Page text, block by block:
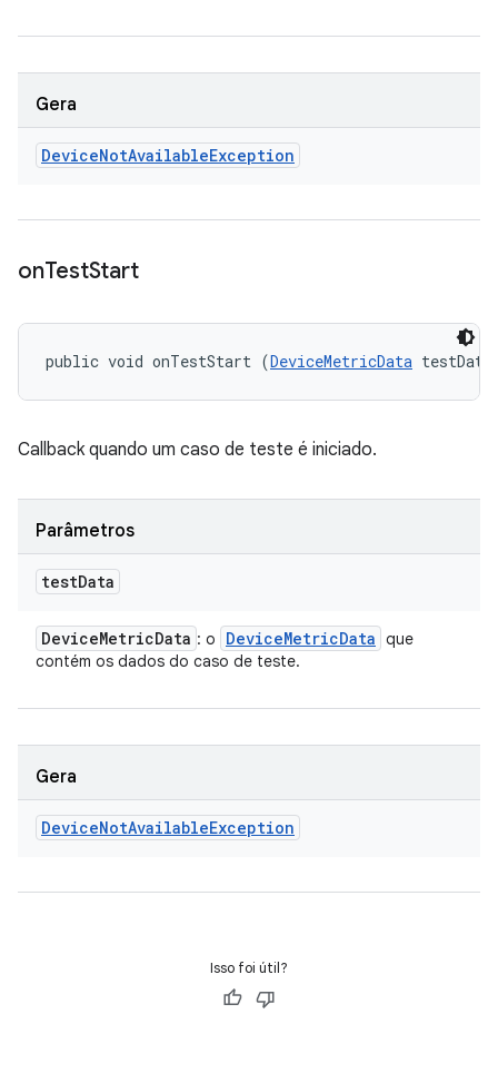
Gera
DeviceNotAvailableException
onTestStart
public void onTestStart (DeviceMetricData
Callback quando um caso de teste é iniciado.
Parâmetros
testData
DeviceMetricData : o DeviceMetricData que
contém os dados do caso de teste.
Gera
DeviceNotAvailableException
Isso foi útil?